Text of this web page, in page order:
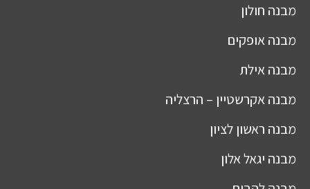
מבנה חולון
מבנהאופקים
מבנהאילת
מבנהאקרשטיין – הרצליה
מבנה ראשון לציון
מבנה יגאל אלון